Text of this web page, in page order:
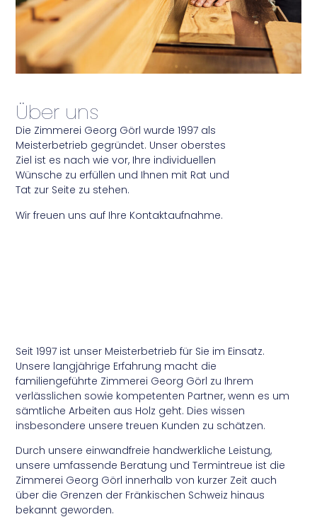
Über uns
Die Zimmerei Georg Görl wurde 1997 als
Meisterbetrieb gegründet. Unser oberstes
Ziel ist es nach wie vor, Ihre individuellen
Wünsche zu erfüllen und Ihnen mit Rat und
Tat zur Seite zu stehen.
Wir freuen uns auf Ihre Kontaktaufnahme.
Seit 1997 ist unser Meisterbetrieb für Sie im Einsatz.
Unsere langjährige Erfahrung macht die
familiengeführte Zimmerei Georg Görl zu Ihrem
verlässlichen sowie kompetenten Partner, wenn es um
sämtliche Arbeiten aus Holz geht. Dies wissen
insbesondere unsere treuen Kunden zu schätzen.
Durch unsere einwandfreie handwerkliche Leistung,
unsere umfassende Beratung und Termintreue ist die
Zimmerei Georg Görl innerhalb von kurzer Zeit auch
über die Grenzen der Fränkischen Schweiz hinaus
bekannt geworden.